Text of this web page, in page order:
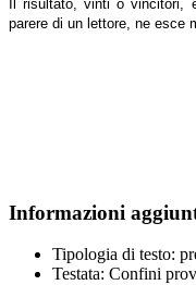
Il risultato, vinti o vincitori,
parere di un lettore, ne esce
Informazioni
Tipologia di testo:
Testata: Confini